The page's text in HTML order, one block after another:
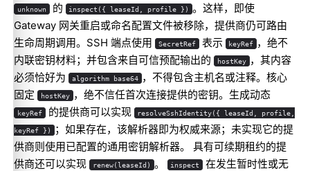
unknown 的 inspect({ leaseId, profile }) 。这样，即使
Gateway 网关重启或命名配置文件被移除，提供商仍可路由
生命周期调用。SSH 端点使用
SecretRef 表示 keyRef ，绝不
内联密钥材料；并包含来自可信预配输出的
hostKey ，其内容
必须恰好为
algorithm base64 ，不得包含主机名或注释。核心
固定
hostKey ，绝不信任首次连接提供的密钥。生成动态
keyRef 的提供商可以实现 resolveSshIdentity({ leaseId, profile,
keyRef }) ；如果存在，该解析器即为权威来源；未实现它的提
供商则使用已配置的通用密钥解析器。 具有可续期租约的提
供商还可以实现
renew(leaseId) 。 inspect
在发生暂时性或无